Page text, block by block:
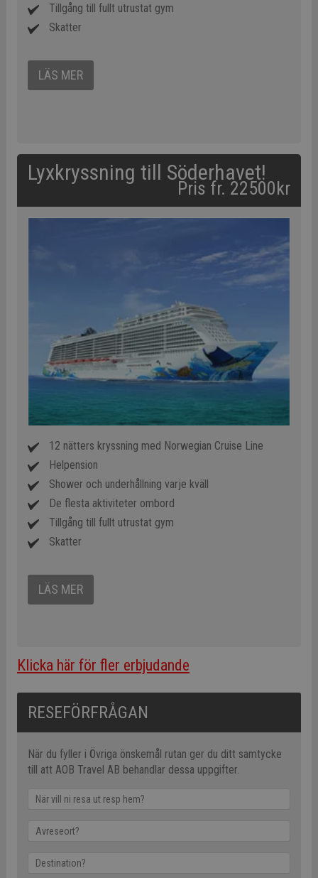
Tillgång till fullt utrustat gym
Skatter
LÄS MER
Lyxkryssning till Söderhavet!
Pris fr. 22500kr
12 nätters kryssning med Norwegian Cruise Line
Helpension
Shower och underhållning varje kväll
De flesta aktiviteter ombord
Tillgång till fullt utrustat gym
Skatter
LÄS MER
Klicka här för fler erbjudande
RESEFÖRFRÅGAN
När du fyller i Övriga önskemål rutan ger du ditt samtycke
till att AOB Travel AB behandlar dessa uppgifter.